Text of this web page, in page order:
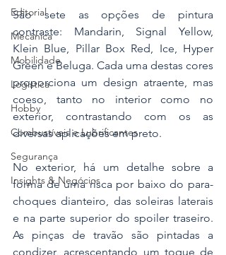
Editorial
Mecânica
Mobilidade
Logística
Hobby
Combustíveis e Lubrificantes
Segurança
Insights & Negócios
São sete as opções de pintura
contraste: Mandarin, Signal Yellow,
Klein Blue, Pillar Box Red, Ice, Hyper
Green e Beluga. Cada uma destas cores
proporciona um design atraente, mas
coeso, tanto no interior como no
exterior, contrastando com os as
diversas aplicações em preto.
No exterior, há um detalhe sobre a
forma de uma risca por baixo do para-
choques dianteiro, das soleiras laterais
e na parte superior do spoiler traseiro.
As pinças de travão são pintadas a
condizer, acrescentando um toque de